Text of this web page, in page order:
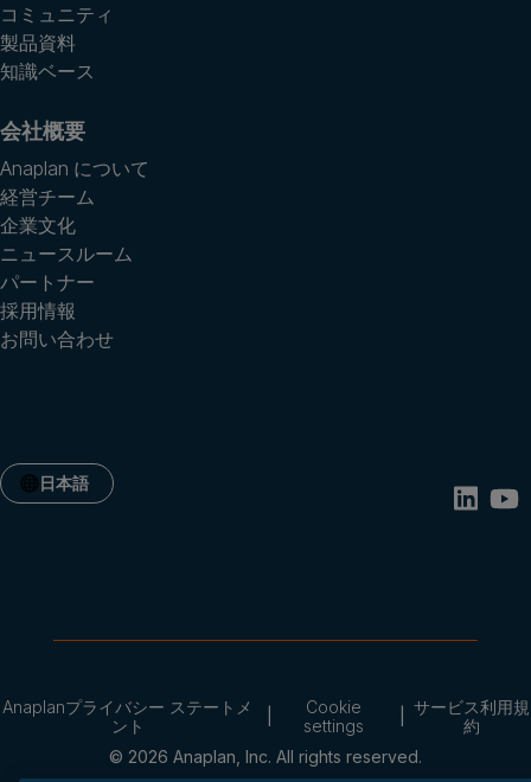
コミュニティ
製品資料
知識ベース
会社概要
Anaplan について
経営チーム
企業文化
ニュースルーム
パートナー
採用情報
お問い合わせ
日本語
© 2026 Anaplan, Inc. All rights reserved.
Anaplanプライバシー ステートメ
ント
Cookie
settings
サービス利用規
約